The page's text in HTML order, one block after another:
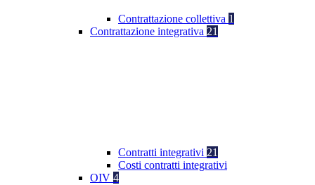
Contrattazione collettiva 1
Contrattazione integrativa 21
Contratti integrativi 21
Costi contratti integrativi
OIV 4